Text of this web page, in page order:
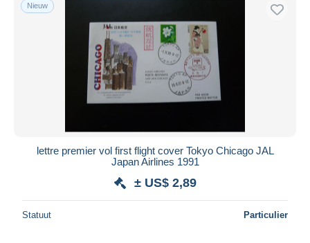
Nieuw
lettre premier vol first flight cover Tokyo Chicago JAL
Japan Airlines 1991
± US$ 2,89
Statuut Particulier